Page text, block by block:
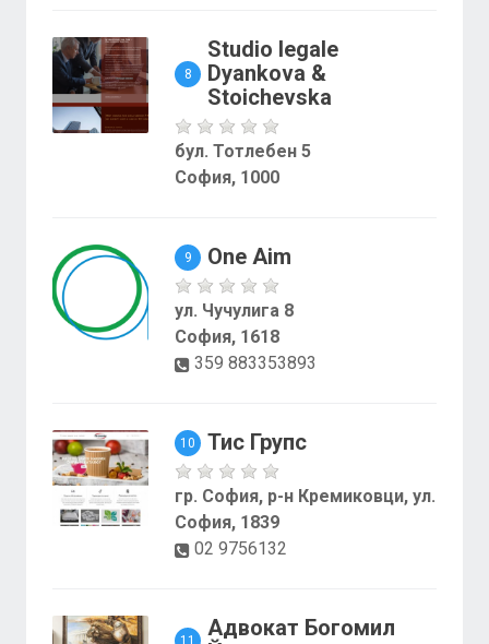
8
Studio legale
Dyankova &
Stoichevska
бул. Тотлебен 5
София, 1000
9 One Aim
ул. Чучулига 8
София, 1618
359 883353893
10 Тис Групс
гр. София, р-н Кремиковци, ул.
София, 1839
02 9756132
Адвокат Богомил